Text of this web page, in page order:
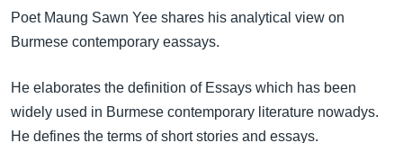
သို့
ကျော်
ရန်
ပင်မ
အ
အစ္စရေး-ပါလက်စတိုင်း
အင်္ဂလိပ်စာလေ့လာမယ်
အမေရိကန်သုံးအီဒီယံ
ရုပ်ရှင်ထဲက အင်္ဂလိပ်စာ
အပတ်စဉ်ကဏ္ဍများ
တီဗွီ
ရေဒီယို/တီဗွီအစီအစဉ်
Poet Maung Sawn Yee shares his analytical view on
Burmese contemporary eassays.
He elaborates the definition of Essays which has been
widely used in Burmese contemporary literature nowadys.
He defines the terms of short stories and essays.